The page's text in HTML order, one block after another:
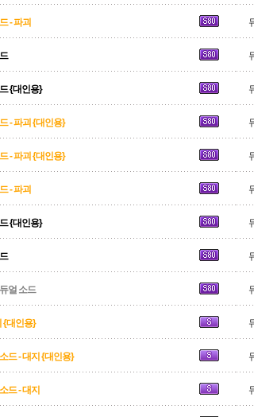
- 파괴
{대인용}
- 파괴 {대인용}
- 파괴 {대인용}
- 파괴
{대인용}
얼 소드
{대인용}
드 - 대지 {대인용}
드 - 대지